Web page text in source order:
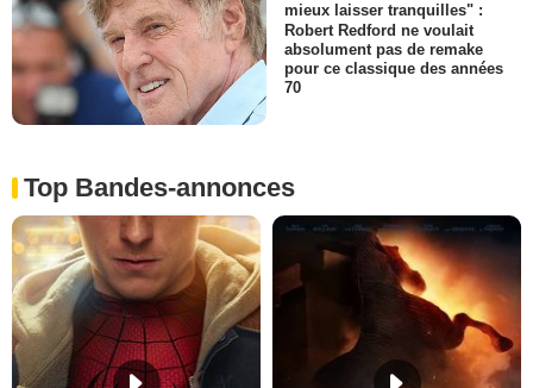
mieux laisser tranquilles" :
Robert Redford ne voulait
absolument pas de remake
pour ce classique des années
70
Top Bandes-annonces